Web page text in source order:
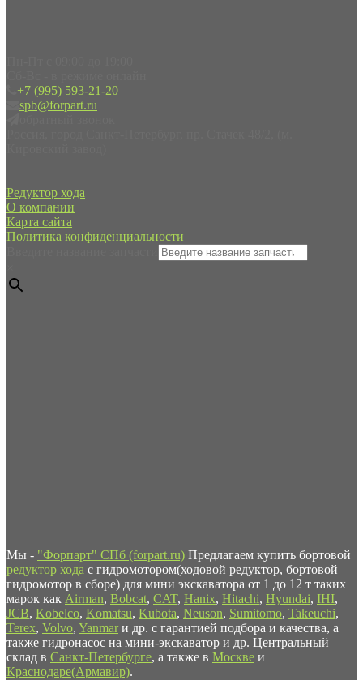
+7 (995) 593-21-20
spb@forpart.ru
Редуктор хода
О компании
Карта сайта
Политика конфиденциальности
Мы - "Форпарт" СПб (forpart.ru) Предлагаем купить бортовой
редуктор хода с гидромотором(ходовой редуктор, бортовой
гидромотор в сборе) для мини экскаватора от 1 до 12 т таких
марок как Airman, Bobcat, CAT, Hanix, Hitachi, Hyundai, IHI,
JCB, Kobelco, Komatsu, Kubota, Neuson, Sumitomo, Takeuchi,
Terex, Volvo, Yanmar и др. с гарантией подбора и качества, а
также гидронасос на мини-экскаватор и др. Центральный
склад в Санкт-Петербурге, а также в Москве и
Краснодаре(Армавир).